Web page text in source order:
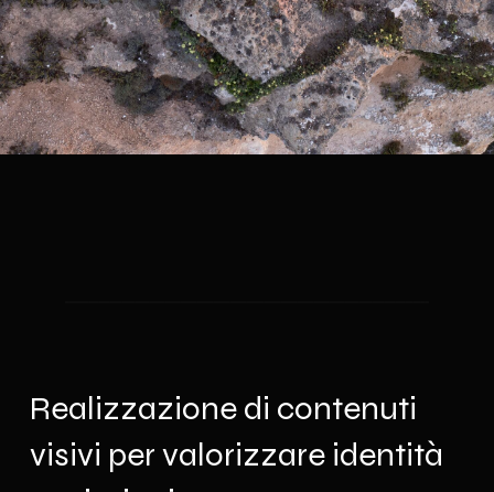
Realizzazione di contenuti
visivi per valorizzare identità